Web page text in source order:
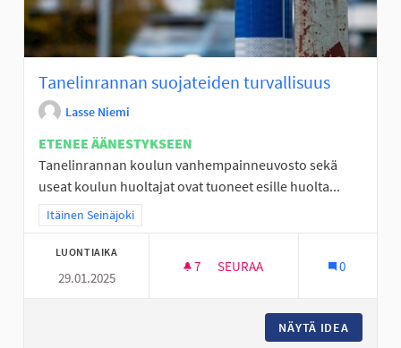
Tanelinrannan suojateiden turvallisuus
Lasse Niemi
ETENEE ÄÄNESTYKSEEN
Tanelinrannan koulun vanhempainneuvosto sekä
useat koulun huoltajat ovat tuoneet esille huolta...
Rajaa tulokset teeman mukaan: Itäinen Seinäjoki
Itäinen Seinäjoki
LUONTIAIKA
29.01.2025
7 7 SEURAAJAA
SEURAA 0
NÄYTÄ IDEA